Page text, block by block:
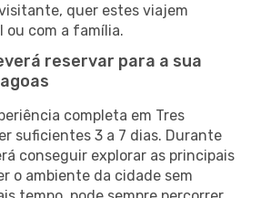
quer estes viajem
ou com a família.
reservar para a sua
completa em Tres
suficientes 3 a 7 dias. Durante
conseguir explorar as principais
o ambiente da cidade sem